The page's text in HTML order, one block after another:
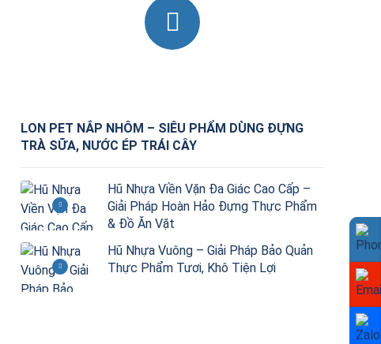
LON PET NẮP NHÔM – SIÊU PHẨM DÙNG ĐỰNG
TRÀ SỮA, NƯỚC ÉP TRÁI CÂY
Hũ Nhựa Viền Vặn Đa Giác Cao Cấp –
Giải Pháp Hoàn Hảo Đựng Thực Phẩm
& Đồ Ăn Vặt
Hũ Nhựa Vuông – Giải Pháp Bảo Quản
Thực Phẩm Tươi, Khô Tiện Lợi